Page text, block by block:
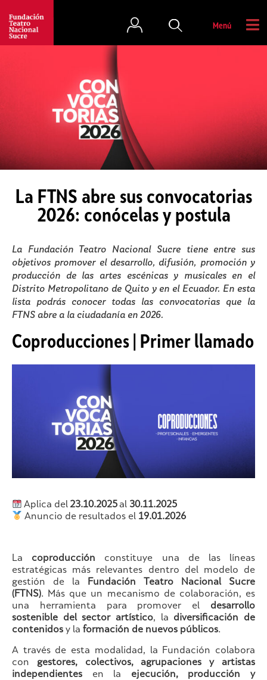
Menú
La FTNS abre sus convocatorias
2026: conócelas y postula
La Fundación Teatro Nacional Sucre tiene entre sus
objetivos promover el desarrollo, difusión, promoción y
producción de las artes escénicas y musicales en el
Distrito Metropolitano de Quito y en el Ecuador. En esta
lista podrás conocer todas las convocatorias que la
FTNS abre a la ciudadanía en 2026.
Coproducciones | Primer llamado
Aplica del 23.10.2025 al 30.11.2025
Anuncio de resultados el 19.01.2026
La coproducción constituye una de las líneas
estratégicas más relevantes dentro del modelo de
gestión de la
Fundación Teatro Nacional Sucre
(FTNS). Más que un mecanismo de colaboración, es
una herramienta para promover el desarrollo
sostenible del sector artístico, la diversificación de
contenidos y la formación de nuevos públicos.
A través de esta modalidad, la Fundación colabora
con gestores, colectivos, agrupaciones y artistas
independientes en la ejecución, producción y